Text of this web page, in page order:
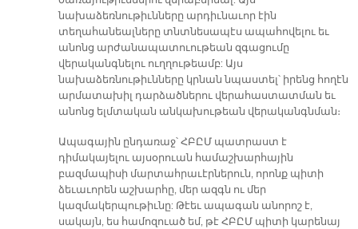
նախաձեռնութիւնները արդիւնաւոր էին
տեղահանեալները տնտնեսապէս ապահովելու եւ
անոնց արժանապատուութեան զգացումը
վերականգնելու ուղղութեամբ: Այս
նախաձեռնութիւնները կրնան նպաստել՝ իրենց հողէն
արմատախիլ դարձածներու վերահաստատման եւ
անոնց ելմտական անկախութեան վերականգնման։
Ապագային ընդառաջ՝ ՀԲԸՄ պատրաստ է
դիմակայելու այսօրուան համաշխարհային
բազմապիսի մարտահրաւէրներուն, որոնք պիտի
ձեւաւորեն աշխարհը, մեր ազգն ու մեր
կազմակերպութիւնը: Թէեւ ապագան անորոշ է,
սակայն, ես համոզուած եմ, թէ ՀԲԸՄ պիտի կարենայ